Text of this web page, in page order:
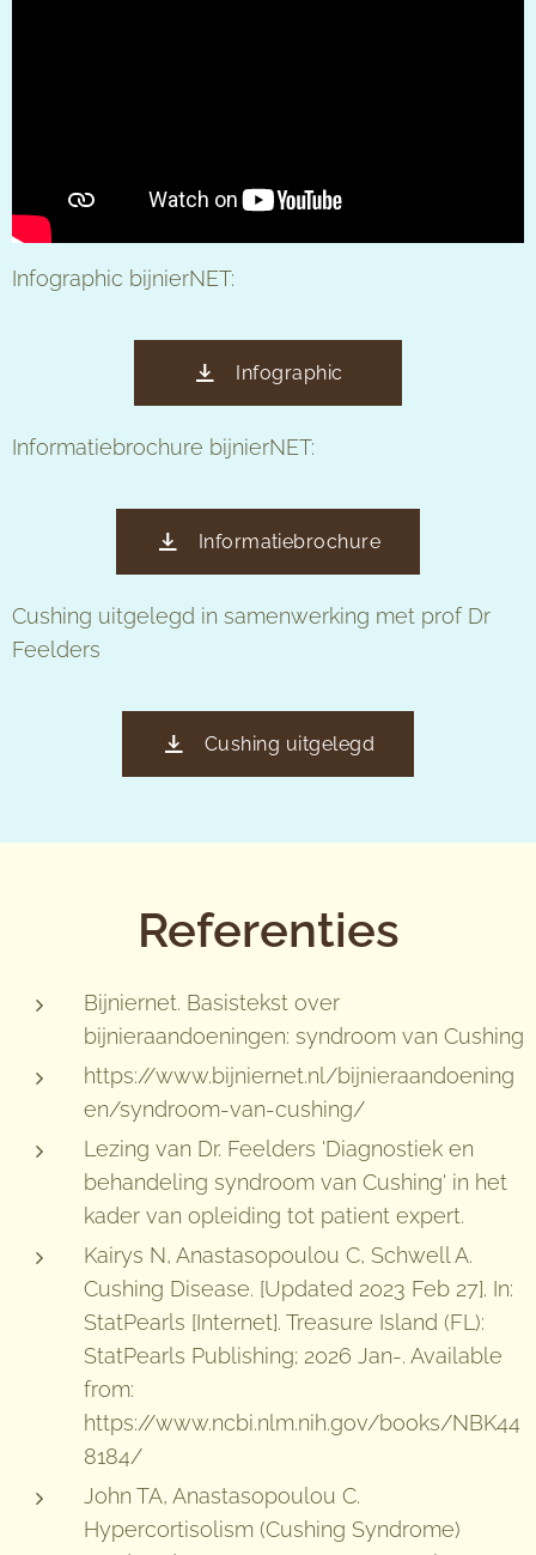
Infographic bijnierNET:
Infographic
Informatiebrochure bijnierNET:
Informatiebrochure
Cushing uitgelegd in samenwerking met prof Dr
Feelders
Cushing uitgelegd
Referenties
Bijniernet. Basistekst over
bijnieraandoeningen: syndroom van Cushing
https://www.bijniernet.nl/bijnieraandoening
en/syndroom-van-cushing/
Lezing van Dr. Feelders 'Diagnostiek en
behandeling syndroom van Cushing' in het
kader van opleiding tot patient expert.
Kairys N, Anastasopoulou C, Schwell A.
Cushing Disease. [Updated 2023 Feb 27]. In:
StatPearls [Internet]. Treasure Island (FL):
StatPearls Publishing; 2026 Jan-. Available
from:
https://www.ncbi.nlm.nih.gov/books/NBK44
8184/
John TA, Anastasopoulou C.
Hypercortisolism (Cushing Syndrome)